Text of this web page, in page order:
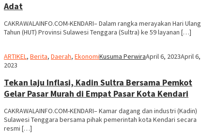
Adat
CAKRAWALAINFO.COM-KENDARI– Dalam rangka merayakan Hari Ulang
Tahun (HUT) Provinsi Sulawesi Tenggara (Sultra) ke 59 layanan […]
ARTIKEL, Berita, Daerah, EkonomiKusuma PerwiraApril 6, 2023April 6,
2023
Tekan laju Inflasi, Kadin Sultra Bersama Pemkot
Gelar Pasar Murah di Empat Pasar Kota Kendari
CAKRAWALAINFO.COM-KENDARI– Kamar dagang dan industri (Kadin)
Sulawesi Tenggara bersama pihak pemerintah kota Kendari secara
resmi […]